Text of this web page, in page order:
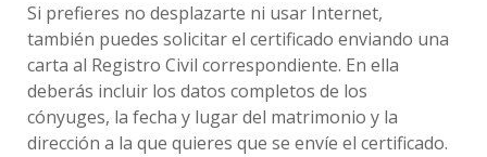
Si prefieres no desplazarte ni usar Internet,
también puedes solicitar el certificado enviando una
carta al Registro Civil correspondiente. En ella
deberás incluir los datos completos de los
cónyuges, la fecha y lugar del matrimonio y la
dirección a la que quieres que se envíe el certificado.